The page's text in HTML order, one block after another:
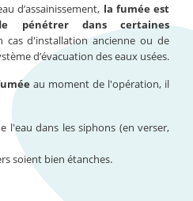
d’assainissement, la fumée est
pénétrer dans certaines
cas d'installation ancienne ou de
d’évacuation des eaux usées.
au moment de l'opération, il
l'eau dans les siphons (en verser,
soient bien étanches.